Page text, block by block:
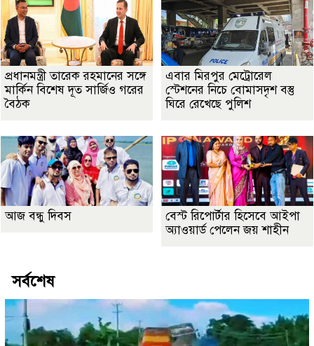
প্রধানমন্ত্রী তারেক রহমানের সঙ্গে
মার্কিন বিশেষ দূত সার্জিও গরের
বৈঠক
এবার মিরপুর মেট্রোরেল
স্টেশনের নিচে বোমাসদৃশ বস্তু
ঘিরে রেখেছে পুলিশ
আজ বন্ধু দিবস
বেস্ট রিপোর্টার হিসেবে আইপা
অ্যাওয়ার্ড পেলেন জয় শাহীন
সর্বশেষ